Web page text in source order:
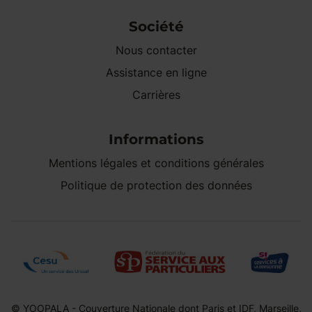
Société
Nous contacter
Assistance en ligne
Carrières
Informations
Mentions légales et conditions générales
Politique de protection des données
© YOOPALA - Couverture Nationale dont Paris et IDF, Marseille,